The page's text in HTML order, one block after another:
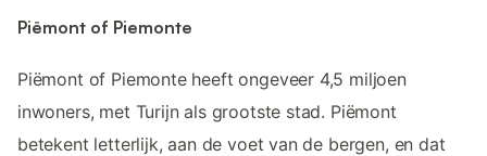
Piëmont of Piemonte
Piëmont of Piemonte heeft ongeveer 4,5 miljoen
inwoners, met Turijn als grootste stad. Piëmont
betekent letterlijk, aan de voet van de bergen, en dat